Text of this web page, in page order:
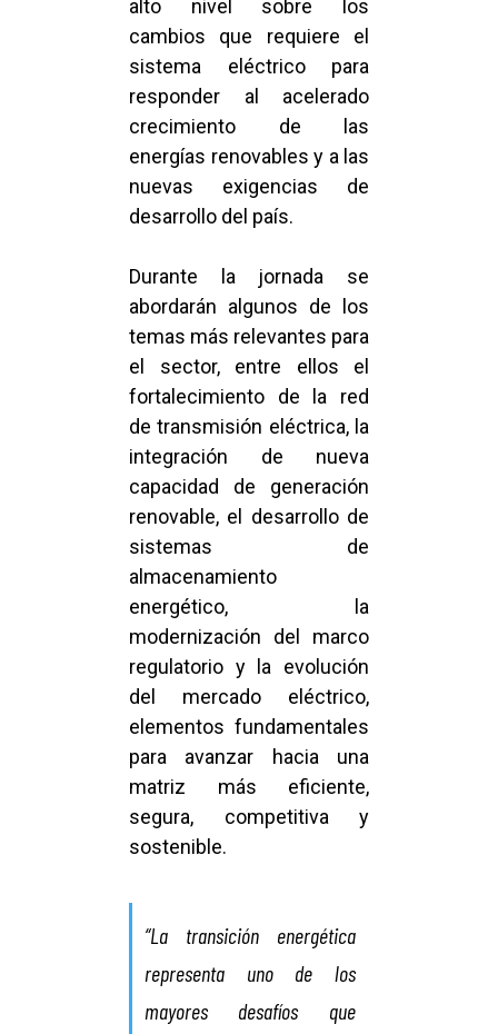
alto nivel sobre los
cambios que requiere el
sistema eléctrico para
responder al acelerado
crecimiento de las
energías renovables y a las
nuevas exigencias de
desarrollo del país.
Durante la jornada se
abordarán algunos de los
temas más relevantes para
el sector, entre ellos el
fortalecimiento de la red
de transmisión eléctrica, la
integración de nueva
capacidad de generación
renovable, el desarrollo de
sistemas de
almacenamiento
energético, la
modernización del marco
regulatorio y la evolución
del mercado eléctrico,
elementos fundamentales
para avanzar hacia una
matriz más eficiente,
segura, competitiva y
sostenible.
“La transición energética
representa uno de los
mayores desafíos que